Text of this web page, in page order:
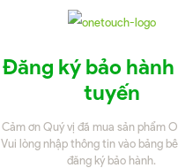
Đăng ký bảo
tuyến
Cảm ơn Quý vị đã mua sản phẩm
Vui lòng nhập thông tin vào bảng
đăng ký bảo hành.